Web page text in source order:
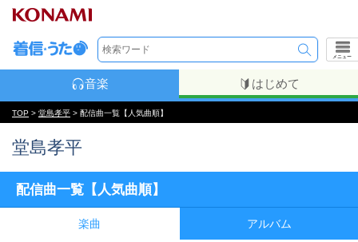
メニュー
音楽 はじめて
TOP > 堂島孝平 > 配信曲一覧【人気曲順】
堂島孝平
配信曲一覧【人気曲順】
楽曲 アルバム